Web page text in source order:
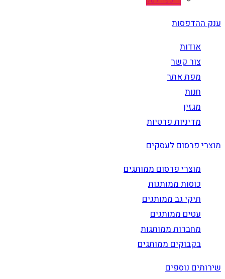
ענק ההדפסות
אודות
צור קשר
מפת אתר
חנות
מגזין
מדיניות פרטיות
מוצרי פרסום לעסקים
מוצרי פרסום ממותגים
כוסות ממותגות
תיקי גב ממותגים
עטים ממותגים
מחברות ממותגות
בקבוקים ממותגים
שירותים נוספים